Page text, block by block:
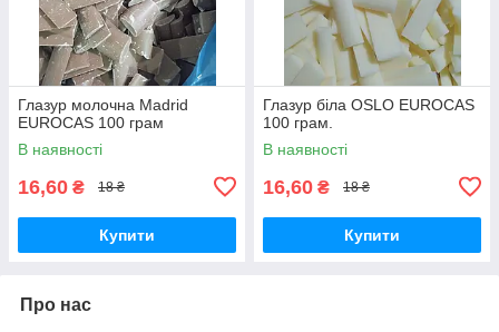
Глазур молочна Madrid
EUROCAS 100 грам
В наявності
16,60 ₴ 18 ₴
Купити
Глазур біла OSLO EUROCAS
100 грам.
В наявності
16,60 ₴ 18 ₴
Купити
Про нас